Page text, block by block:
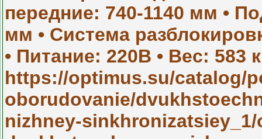
передние: 740-1140 мм •
мм • Система
• Питание: 220В • Вес: 583
https://optimus.su/catalog/
oborudovanie/
nizhney-